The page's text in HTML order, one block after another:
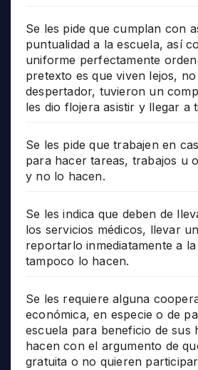
Se les pide que cumplan con
puntualidad a la escuela, así
uniforme perfectamente
pretexto es que viven lejos,
despertador, tuvieron un
les dio flojera asistir y llegar a
Se les pide que trabajen en
para hacer tareas, trabajos u
y no lo hacen.
Se les indica que deben de
los servicios médicos, llevar
reportarlo inmediatamente a
tampoco lo hacen.
Se les requiere alguna
económica, en especie o de
escuela para beneficio de sus
hacen con el argumento de
gratuita o no quieren